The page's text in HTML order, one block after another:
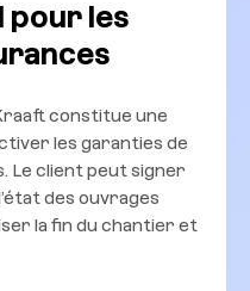
pour les
constitue une
les garanties de
Le client peut signer
des ouvrages
la fin du chantier et